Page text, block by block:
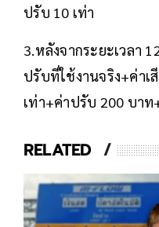
ปรับ 10 เท่า
3.หลังจากระยะเวลา
ปรับที่ใช้งานจริง+ค่าเ
เท่า+ค่าปรับ 200 บา
RELATED